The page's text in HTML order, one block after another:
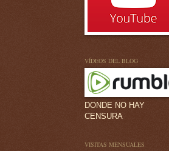
VÍDEOS DEL BLOG
DONDE NO HAY
CENSURA
VISITAS MENSUALES